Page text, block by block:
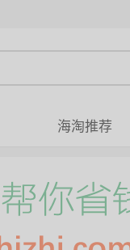
海淘推荐